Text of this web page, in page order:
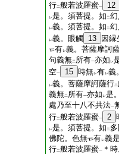
行二般若波羅蜜一 12
レ是。須菩提。如 二
レ義。須菩提。如 二
レ義。眼觸 13
因
有レ義。菩薩摩訶
句義無二 所有一亦如 レ
空一 15 時無レ有レ義
レ義。菩薩摩訶薩行二
義無二 所有一亦如 レ是
處乃至十八不共法一
行二般若波羅蜜一 2
レ是。須菩提。如 二
佛陀。色無
有レ義
行二般若波羅蜜一 ＊